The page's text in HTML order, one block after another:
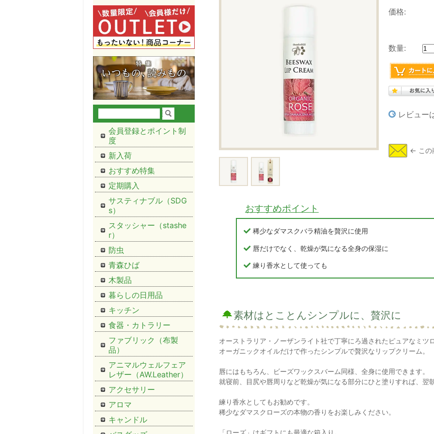
価格:
数量:
レビュー
おすすめポイント
稀少なダマスクバラ精油を贅沢に使用
唇だけでなく、乾燥が気になる全身の保湿に
練り香水として使っても
素材はとことんシンプルに、贅沢に
オーストラリア・ノーザンライト社で丁寧にろ過されたピュアなミツロ
オーガニックオイルだけで作ったシンプルで贅沢なリップクリーム。
唇にはもちろん、ビーズワックスバーム同様、全身に使用できます。
就寝前、目尻や唇周りなど乾燥が気になる部分にひと塗りすれば、翌
練り香水としてもお勧めです。
稀少なダマスクローズの本物の香りをお楽しみください。
「ローズ」はギフトにも最適な箱入り。
会員登録とポイント制
度
新入荷
おすすめ特集
定期購入
サスティナブル（SDG
s）
スタッシャー（stashe
r）
防虫
青森ひば
木製品
暮らしの日用品
キッチン
食器・カトラリー
ファブリック（布製
品）
アニマルウェルフェア
レザー（AW.Leather）
アクセサリー
アロマ
キャンドル